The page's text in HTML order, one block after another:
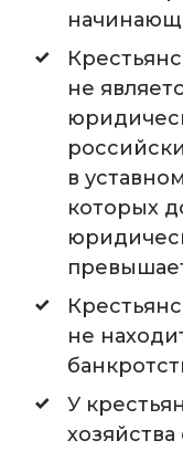
не
в
которых
не
У